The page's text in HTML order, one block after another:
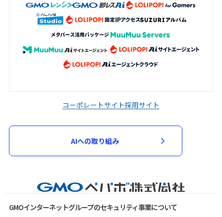
コーポレートサイト採用サイト
AIへの取り組み
GMOインターネットグループのセキュリティ事業について